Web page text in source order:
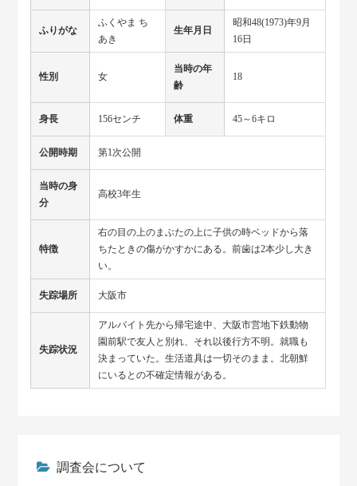
ふりがな
ふくやま ち
あき
生年月日
昭和48(1973)年9月
16日
性別 女
当時の年
齢
18
身長 156センチ 体重 45～6キロ
公開時期 第1次公開
当時の身
分
高校3年生
特徴
右の目の上のまぶたの上に子供の時ベッドから落
ちたときの傷がかすかにある。前歯は2本少し大き
い。
失踪場所 大阪市
失踪状況
アルバイト先から帰宅途中、大阪市営地下鉄動物
園前駅で友人と別れ、それ以後行方不明。就職も
決まっていた。生活道具は一切そのまま。北朝鮮
にいるとの不確定情報がある。
調査会について